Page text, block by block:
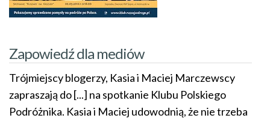
Zapowiedź dla mediów
Trójmiejscy blogerzy, Kasia i Maciej Marczewscy
zapraszają do [...] na spotkanie Klubu Polskiego
Podróżnika. Kasia i Maciej udowodnią, że nie trzeba